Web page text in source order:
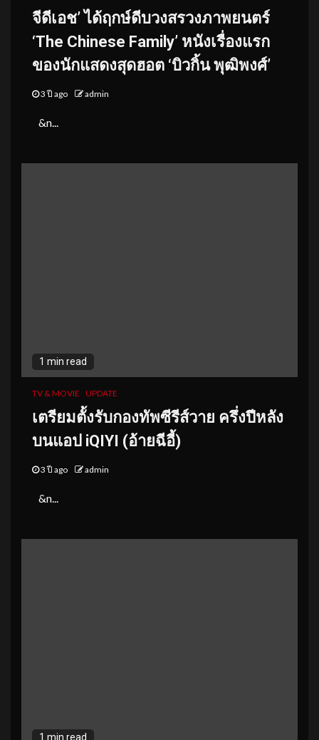
จีดีเอช’ ได้ฤกษ์ดีบวงสรวงภาพยนตร์
‘The Chinese Family’ หนังเรื่องแรก
ของนักแสดงสุดฮอต ‘บิวกิ้น พุฒิพงศ์’
3 ปี ago admin
&n...
1 min read
TV & MOVIE UPDATE
เตรียมตั้งรับกองทัพซีรีส์วาย ครึ่งปีหลัง
บนแอป iQIYI (อ้ายฉีอี้)
3 ปี ago admin
&n...
1 min read